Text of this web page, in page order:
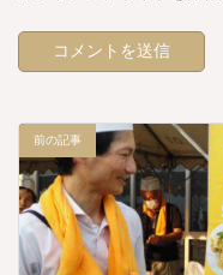
前の記事